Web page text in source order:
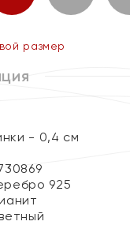
размер
- 0,4 см
925